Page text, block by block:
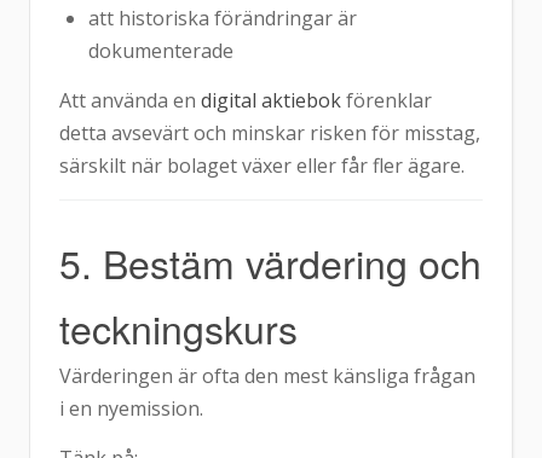
att historiska förändringar är
dokumenterade
Att använda en digital aktiebokförenklar
detta avsevärt och minskar risken för misstag,
särskilt när bolaget växer eller får fler ägare.
5. Bestäm värdering och
teckningskurs
Värderingen är ofta den mest känsliga frågan
i en nyemission.